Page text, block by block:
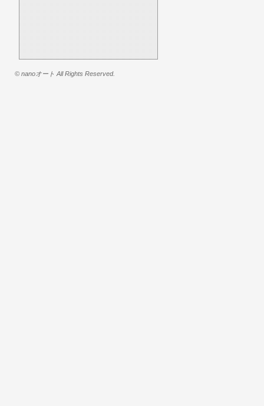
© nanoオート All Rights Reserved.